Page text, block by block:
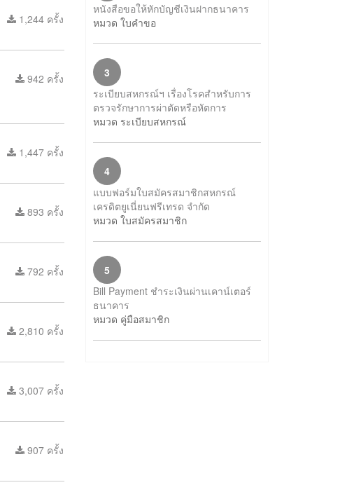
1,244 ครั้ง
942 ครั้ง
1,447 ครั้ง
893 ครั้ง
792 ครั้ง
2,810 ครั้ง
3,007 ครั้ง
907 ครั้ง
หนังสือขอให้หักบัญชีเงินฝากธนาคาร
หมวด ใบคำขอ
3
ระเบียบสหกรณ์ฯ เรื่องโรคสำหรับการ
ตรวจรักษาการผ่าตัดหรือหัตการ
หมวด ระเบียบสหกรณ์
4
แบบฟอร์มใบสมัครสมาชิกสหกรณ์
เครดิตยูเนี่ยนฟรีเทรด จำกัด
หมวด ใบสมัครสมาชิก
5
Bill Payment ชำระเงินผ่านเคาน์เตอร์
ธนาคาร
หมวด คู่มือสมาชิก